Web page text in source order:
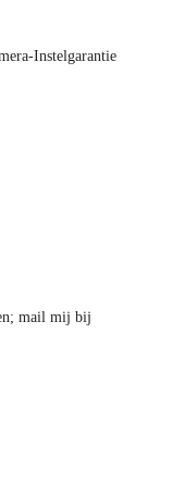
Instelgarantie
mail mij bij